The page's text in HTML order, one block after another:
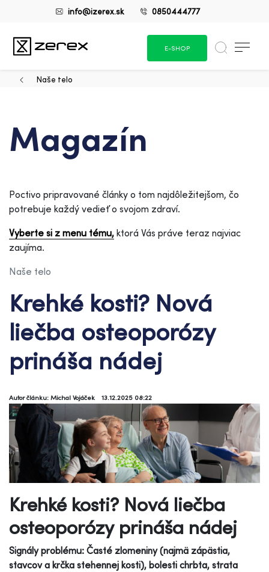
info@izerex.sk 0850444777
E-SHOP
Naše telo
Magazín
Poctivo pripravované články o tom najdôležitejšom, čo
potrebuje každý vedieť o svojom zdraví.
Vyberte si z menu tému, ktorá Vás práve teraz najviac
zaujíma.
Naše telo
Krehké kosti? Nová
liečba osteoporózy
prináša nádej
Autor článku: Michal Vojáček 13.12.2025 08:22
Krehké kosti? Nová liečba
osteoporózy prináša nádej
Signály problému: Časté zlomeniny (najmä zápästia,
stavcov a krčka stehennej kosti), bolesti chrbta, strata